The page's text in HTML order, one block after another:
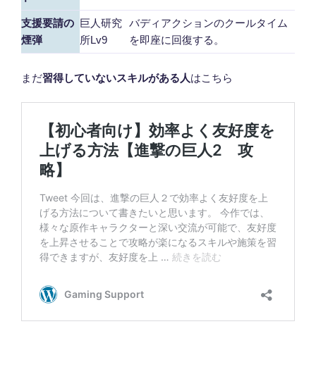
支援要請の
煙弾
巨人研究
所Lv9
バディアクションのクールタイム
を即座に回復する。
まだ習得していないスキルがある人はこちら